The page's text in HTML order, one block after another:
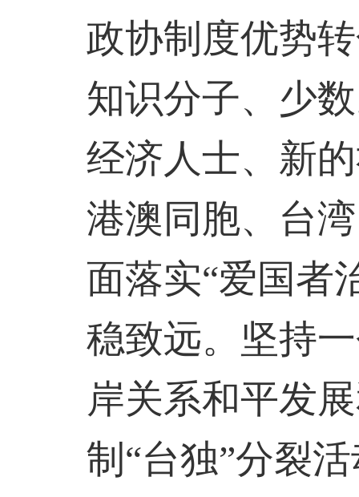
政协制度优势
知识分子、少
经济人士、新
港澳同胞、台
面落实“爱国者
稳致远。坚持
岸关系和平发
制“台独”分裂